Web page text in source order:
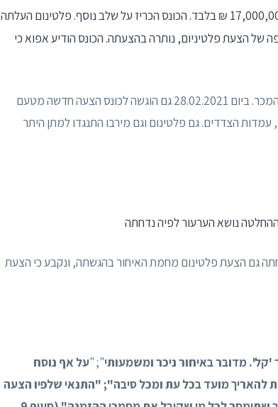
18,000,000 ש"ח ואילו הצעת פלטינום עמדה על סך 17,000,000 ₪ בלבד. הכונס הכריז על שלב נוסף. פלטינום העלתה
הכירה בתוקפה של הצעת פלטיניום, נותרה בהצעתה. הכונס הודיע אפוא כי
ביום 24.02.2021 הגיש הכונס לבית המשפט בקשה לאישור המכר. ביום 28.02.2021 גם הוגשה לכונס הצעה חדשה מטעם
₪. נתבקשו, גם הוגשו, עמדות הצדדים. גם פלטינום וגם מירבו התנגדו למתן היתר
גם הצעת פלטינום מחמת האיחור בהגשתה, ונקבע כי הצעת
מדובר באיחור ניכר ומשמעותי"; "על אף נוסח
להאריך מועד בכל עת ומכל סיבה"; "התנאי שלפיו הצעה